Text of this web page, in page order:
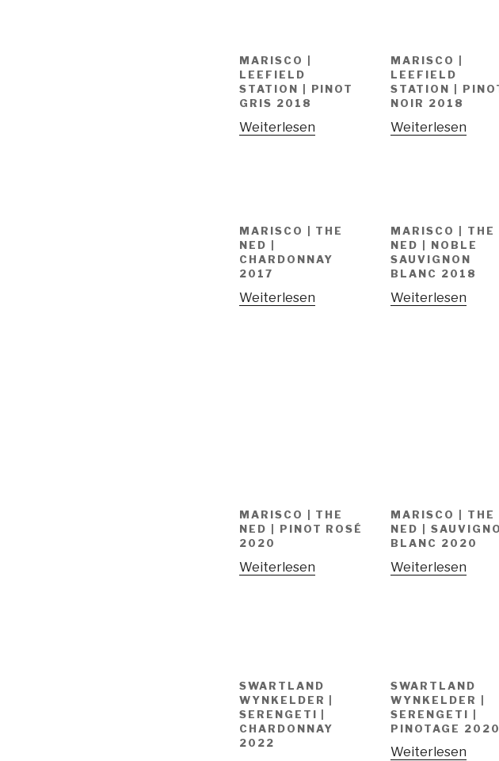
MARISCO |
LEEFIELD
STATION | PINOT
GRIS 2018
Weiterlesen
MARISCO |
LEEFIELD
STATION |
NOIR 2018
Weiterlesen
MARISCO | THE
NED |
CHARDONNAY
2017
Weiterlesen
MARISCO | THE
NED | NOBLE
SAUVIGNON
BLANC 2018
Weiterlesen
MARISCO | THE
NED | PINOT ROSÉ
2020
Weiterlesen
MARISCO | THE
NED |
BLANC 2020
Weiterlesen
SWARTLAND
WYNKELDER |
SERENGETI |
CHARDONNAY
2022
SWARTLAND
WYNKELDER |
SERENGETI |
PINOTAGE 2020
Weiterlesen